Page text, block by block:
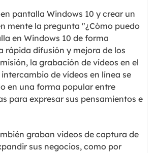
pantalla Windows 10 y crear un
mente la pregunta "¿Cómo puedo
en Windows 10 de forma
rápida difusión y mejora de los
la grabación de vídeos en el
intercambio de vídeos en línea se
en una forma popular entre
para expresar sus pensamientos e
graban videos de captura de
sus negocios, como por